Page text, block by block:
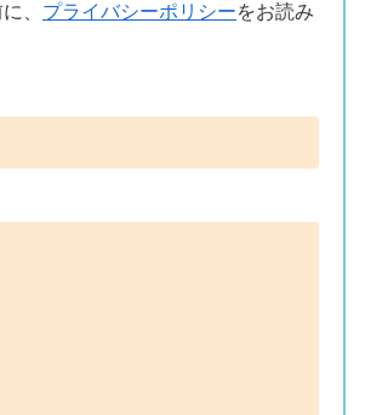
、 プライバシーポリシーをお読み